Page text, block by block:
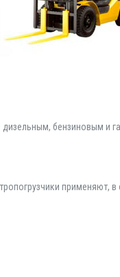
бензиновым и
применяют,